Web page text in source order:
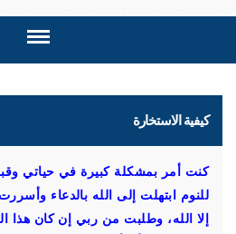
كيفية الاستخارة
كنت أمر بمشكلة كبيرة في حياتي
للنوم ابتهلت إلى الله بالدعاء
إلا الله، وطلبت من ربي إن كان